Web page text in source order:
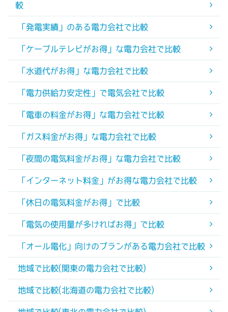
較
「発電実績」のある電力会社で比較
「ケーブルテレビがお得」な電力会社で比較
「水道代がお得」な電力会社で比較
「電力供給力安定性」で電気会社で比較
「電車の料金がお得」な電力会社で比較
「ガス料金がお得」な電力会社で比較
「夜間の電気料金がお得」な電力会社で比較
「インターネット料金」がお得な電力会社で比較
「休日の電気料金がお得」で比較
「電気の使用量が多ければお得」で比較
「オール電化」向けのプランがある電力会社で比較
地域で比較(関東の電力会社で比較)
地域で比較(北海道の電力会社で比較)